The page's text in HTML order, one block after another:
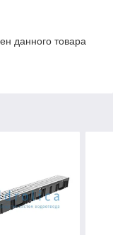
данного товара